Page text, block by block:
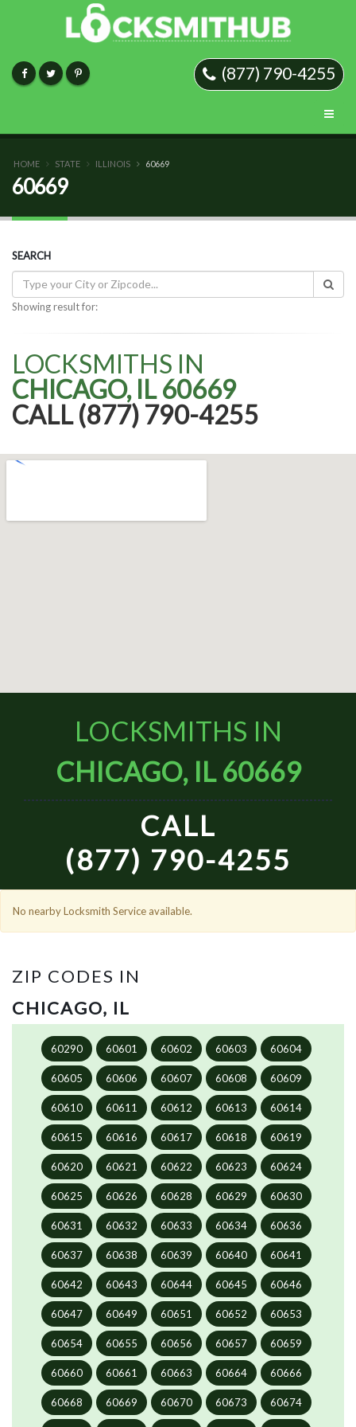
(877) 790-4255
HOME STATE ILLINOIS 60669
60669
SEARCH
Showing result for:
LOCKSMITHS IN
CHICAGO, IL 60669
CALL (877) 790-4255
LOCKSMITHS IN
CHICAGO, IL 60669
CALL
(877) 790-4255
No nearby Locksmith Service available.
ZIP CODES IN
CHICAGO, IL
60290 60601 60602 60603 60604
60605 60606 60607 60608 60609
60610 60611 60612 60613 60614
60615 60616 60617 60618 60619
60620 60621 60622 60623 60624
60625 60626 60628 60629 60630
60631 60632 60633 60634 60636
60637 60638 60639 60640 60641
60642 60643 60644 60645 60646
60647 60649 60651 60652 60653
60654 60655 60656 60657 60659
60660 60661 60663 60664 60666
60668 60669 60670 60673 60674